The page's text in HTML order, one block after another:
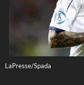
LaPresse/Spada